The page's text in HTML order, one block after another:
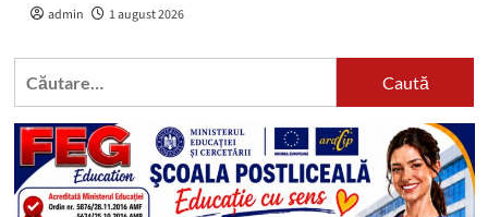
admin 1 august 2026
Caută